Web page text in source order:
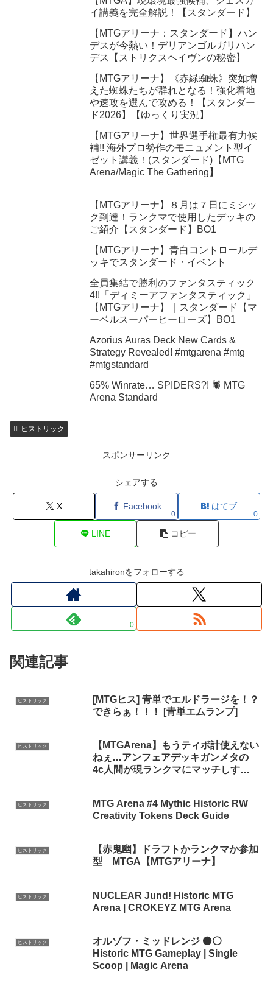
イ講義を完全解説！【スタンダード】
【MTGアリーナ：スタンダード】ハン
デスが今熱い！デリアンゴルガリハン
デス【ストリクスヘイヴンの秘密】
【MTGアリーナ】《赤緑蜘蛛》突如増
えた蜘蛛たちが群れとなる！強化着地
や速攻を選んで攻める！【スタンダー
ド2026】【ゆっくり実況】
【MTGアリーナ】世界選手権最有力候
補!! 海外プロ勢作のモニュメント型イ
ゼット講義！(スタンダード)【MTG
Arena/Magic The Gathering】
【MTGアリーナ】８月は７日にミシッ
ク到達！ランクマで使用したデッキの
ご紹介【スタンダード】BO1
【MTGアリーナ】青白コントロールデ
ッキでスタンダード・イベント
全員集結で勝利のファンタスティック
4!!「ディミーアファンタスティック」
【MTGアリーナ】｜スタンダード【マ
ーベルスーパーヒーローズ】BO1
Azorius Auras Deck New Cards &
Strategy Revealed! #mtgarena #mtg
#mtgstandard
65% Winrate… SPIDERS?! 🕷️ MTG
Arena Standard
ヒストリック
スポンサーリンク
シェアする
X Facebook
0
はてブ
0
LINE コピー
takahironをフォローする
0
関連記事
ヒストリック
[MTGヒス] 青単でエルドラージを！？
できらぁ！！！ [青単エムランプ]
ヒストリック
【MTGArena】もうティボ計使えない
ねぇ…アンフェアデッキガンメタの
4c人間が現ランクマにマッチしすぎ
ヒストリック
MTG Arena #4 Mythic Historic RW
Creativity Tokens Deck Guide
ヒストリック
【赤鬼幽】ドラフトかランクマか参加
型 MTGA【MTGアリーナ】
ヒストリック
NUCLEAR Jund! Historic MTG
Arena | CROKEYZ MTG Arena
ヒストリック
オルゾフ・ミッドレンジ ⚫⚪
Historic MTG Gameplay | Single
Scoop | Magic Arena